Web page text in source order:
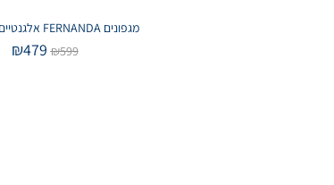
מגפונים FERNANDA אלגנטיים בצבע חום
₪599
₪479